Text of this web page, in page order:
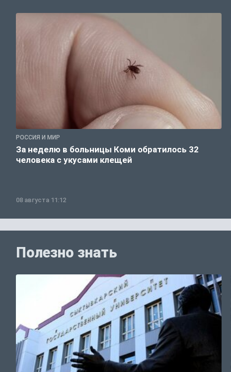
РОССИЯ И МИР
За неделю в больницы Коми обратилось 32
человека с укусами клещей
08 августа 11:12
Полезно знать